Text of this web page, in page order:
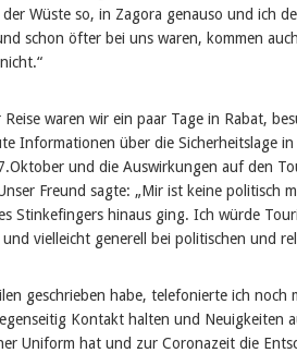
Wüste so, in Zagora genauso und ich
schon öfter bei uns waren, kommen
Reise waren wir ein paar Tage in Rabat,
Informationen über die Sicherheitslage
und die Auswirkungen auf den
Freund sagte: „Mir ist keine
Stinkefingers hinaus ging. Ich würde
vielleicht generell bei politischen und
geschrieben habe, telefonierte ich noch
Kontakt halten und Neuigkeiten
Uniform hat und zur Coronazeit die